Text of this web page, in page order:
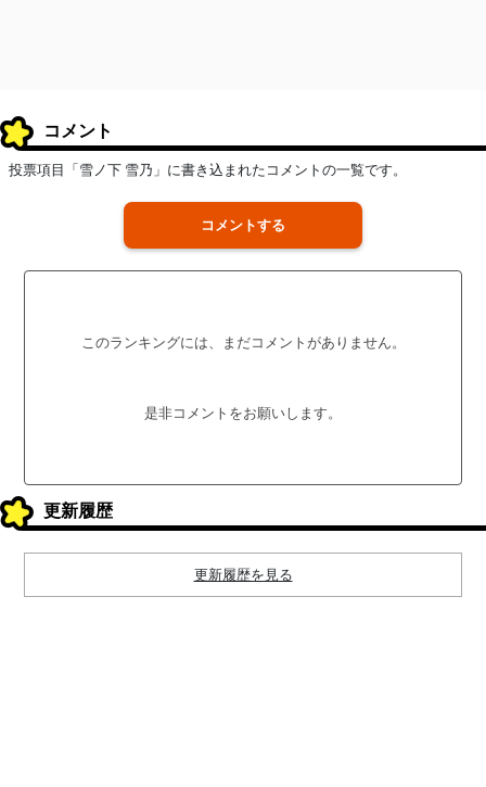
コメント
投票項目「雪ノ下 雪乃」に書き込まれたコメントの一覧です。
コメントする
このランキングには、まだコメントがありません。
是非コメントをお願いします。
更新履歴
更新履歴を見る